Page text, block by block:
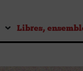
Libres,